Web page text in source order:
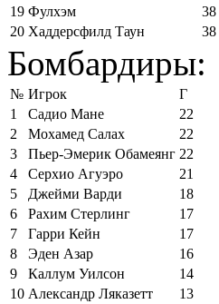
19 Фулхэм 38
20 Хаддерсфилд Таун 38
Бомбардиры:
№ Игрок
Г
1
Садио Мане
22
2
Мохамед Салах
22
3
Пьер-Эмерик Обамеянг 22
4
Серхио Агуэро
21
5
Джейми Варди
18
6
Рахим Стерлинг
17
7
Гарри Кейн
17
8
Эден Азар
16
9
Каллум Уилсон
14
10 Александр Ляказетт
13